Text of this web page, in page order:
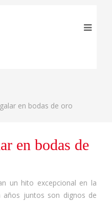
en bodas de oro
en bodas de
un hito excepcional en la
años juntos son dignos de